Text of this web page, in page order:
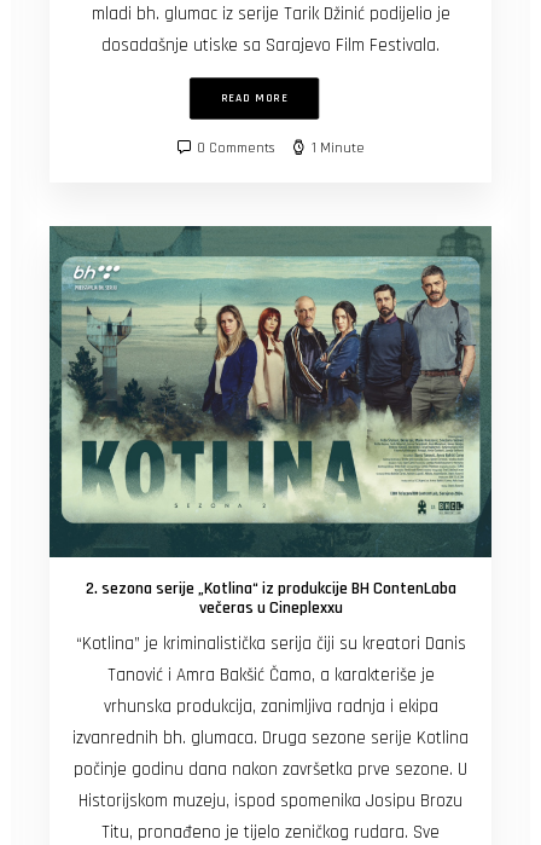
mladi bh. glumac iz serije Tarik Džinić podijelio je
dosadašnje utiske sa Sarajevo Film Festivala.
READ MORE
0 Comments 1 Minute
2. sezona serije „Kotlina“ iz produkcije BH ContenLaba
večeras u Cineplexxu
“Kotlina” je kriminalistička serija čiji su kreatori Danis
Tanović i Amra Bakšić Čamo, a karakteriše je
vrhunska produkcija, zanimljiva radnja i ekipa
izvanrednih bh. glumaca. Druga sezone serije Kotlina
počinje godinu dana nakon završetka prve sezone. U
Historijskom muzeju, ispod spomenika Josipu Brozu
Titu, pronađeno je tijelo zeničkog rudara. Sve